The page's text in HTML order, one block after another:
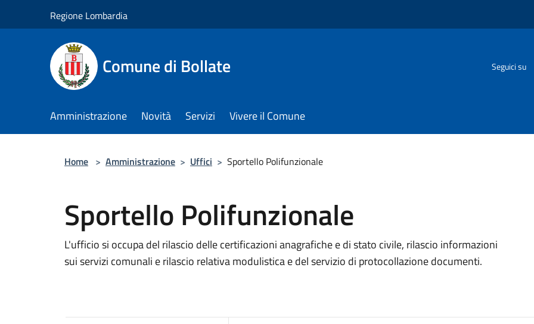
Regione Lombardia
Comune di Bollate Seguici su
Amministrazione Novità Servizi Vivere il Comune
Home > Amministrazione > Uffici > Sportello Polifunzionale
Sportello Polifunzionale
L'ufficio si occupa del rilascio delle certificazioni anagrafiche e di stato civile, rilascio informazioni
sui servizi comunali e rilascio relativa modulistica e del servizio di protocollazione documenti.